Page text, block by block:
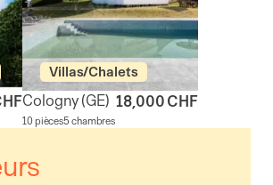
Villas/Chalets
Cologny(GE)
10 pièces5 chambres
18,000 CHF